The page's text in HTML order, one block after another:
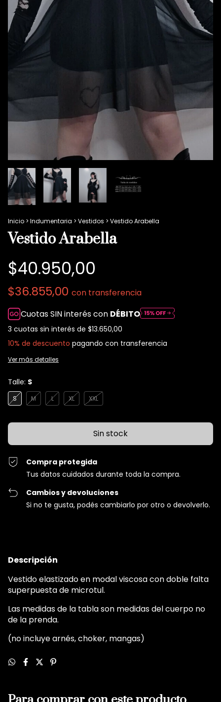
Inicio > Indumentaria > Vestidos > Vestido Arabella
Vestido Arabella
$40.950,00
$36.855,00 con transferencia
Cuotas SIN interés con DÉBITO
3 cuotas sin interés de $13.650,00
10% de descuento pagando con transferencia
Ver más detalles
Talle: S
S M L XL XXL
Compra protegida
Tus datos cuidados durante toda la compra.
Cambios y devoluciones
Si no te gusta, podés cambiarlo por otro o devolverlo.
Descripción
Vestido elastizado en modal viscosa con doble falta
superpuesta de microtul.
Las medidas de la tabla son medidas del cuerpo no
de la prenda.
(no incluye arnés, choker, mangas)